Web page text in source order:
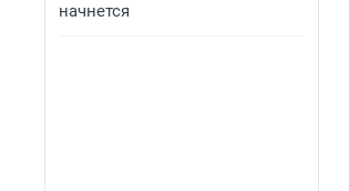
начнется